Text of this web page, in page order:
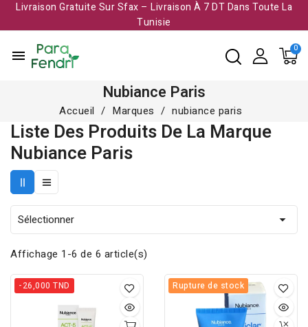
Livraison Gratuite Sur Sfax – Livraison À 7 DT Dans Toute La
Tunisie​
menu
Nubiance Paris
Accueil Marques nubiance paris
Liste Des Produits De La Marque
Nubiance Paris
Sélectionner 
Affichage 1-6 de 6 article(s)
-26,000 TND Rupture de stock